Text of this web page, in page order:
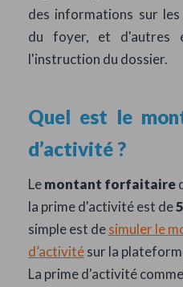
des informations sur
du foyer, et d'autres
l'instruction du dossier.
Quel est le
d’activité ?
Lemontant forfaitaire
la prime d'activité est de
simple est desimuler le
d’activitésur la
La prime d'activité